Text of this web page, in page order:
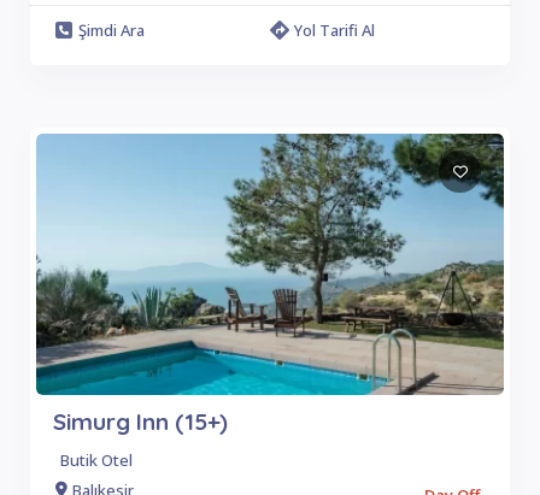
Şimdi Ara
Yol Tarifi Al
Simurg Inn (15+)
Butik Otel
Balıkesir